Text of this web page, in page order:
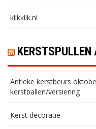
klikklik.nl
KERSTSPULLEN
Antieke kerstbeurs
kerstballen/versiering
Kerst decoratie